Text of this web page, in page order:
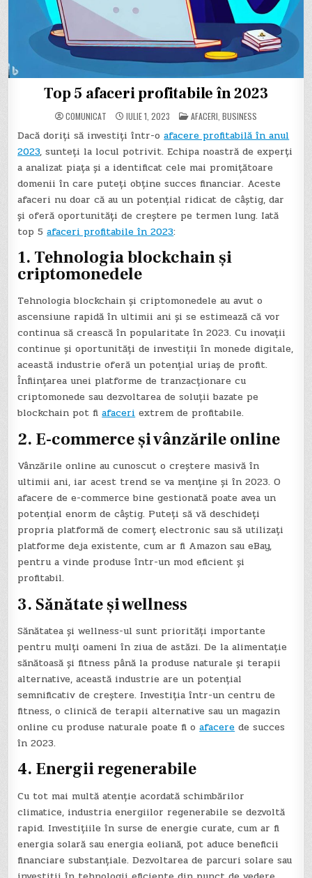
Top 5 afaceri profitabile în 2023
COMUNICAT IULIE 1, 2023 POSTED
IN
AFACERI BUSINESS
Dacă doriți să investiți într-oafacere profitabilă în anul
2023, sunteți la locul potrivit. Echipa noastră de experți
a analizat piața și a identificat cele mai promițătoare
domenii în care puteți obține succes financiar. Aceste
afaceri nu doar că au un potențial ridicat de câștig, dar
și oferă oportunități de creștere pe termen lung. Iată
top 5afaceri profitabile în 2023:
1. Tehnologia blockchain și
criptomonedele
Tehnologia blockchain și criptomonedele au avut o
ascensiune rapidă în ultimii ani și se estimează că vor
continua să crească în popularitate în 2023. Cu inovații
continue și oportunități de investiții în monede digitale,
această industrie oferă un potențial uriaș de profit.
Înființarea unei platforme de tranzacționare cu
criptomonede sau dezvoltarea de soluții bazate pe
blockchain pot fiafaceriextrem de profitabile.
2. E-commerce și vânzările online
Vânzările online au cunoscut o creștere masivă în
ultimii ani, iar acest trend se va menține și în 2023. O
afacere de e-commerce bine gestionată poate avea un
potențial enorm de câștig. Puteți să vă deschideți
propria platformă de comerț electronic sau să utilizați
platforme deja existente, cum ar fi Amazon sau eBay,
pentru a vinde produse într-un mod eficient și
profitabil.
3. Sănătate și wellness
Sănătatea și wellness-ul sunt priorități importante
pentru mulți oameni în ziua de astăzi. De la alimentație
sănătoasă și fitness până la produse naturale și terapii
alternative, această industrie are un potențial
semnificativ de creștere. Investiția într-un centru de
fitness, o clinică de terapii alternative sau un magazin
online cu produse naturale poate fi oafacere de succes
în 2023.
4. Energii regenerabile
Cu tot mai multă atenție acordată schimbărilor
climatice, industria energiilor regenerabile se dezvoltă
rapid. Investițiile în surse de energie curate, cum ar fi
energia solară sau energia eoliană, pot aduce beneficii
financiare substanțiale. Dezvoltarea de parcuri solare sau